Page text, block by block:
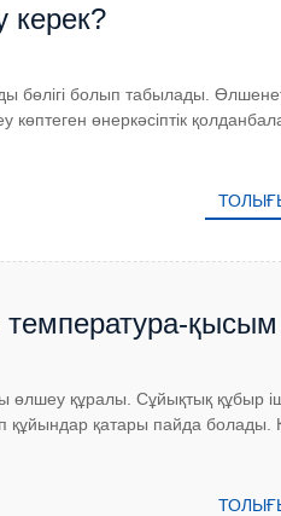
керек?
бөлігі болып табылады.
өнеркәсіптік
температура-қысым
құралы. Сұйықтық құбыр
құйындар қатары пайда